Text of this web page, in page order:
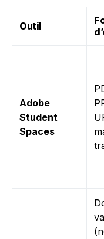
Outil
Adobe
Student
Spaces